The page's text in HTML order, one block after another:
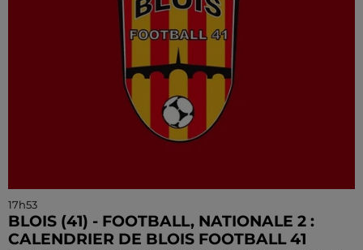
17h53
BLOIS (41) - FOOTBALL, NATIONALE 2 :
CALENDRIER DE BLOIS FOOTBALL 41